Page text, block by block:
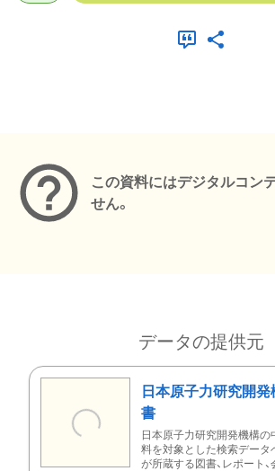
この資料にはデジタルコン
せん。
データの提供元
日本原子力研究開
書
日本原子力研究開発機構の
料を対象とした検索データ
が所蔵する図書、レポート、